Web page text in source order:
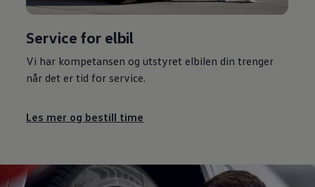
Service for elbil
Vi har kompetansen og utstyret elbilen din trenger
når det er tid for service.
Les mer og bestill time